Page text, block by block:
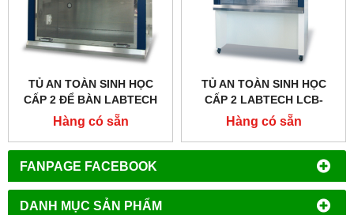
FANPAGE FACEBOOK
DANH MỤC SẢN PHẨM
TỦ AN TOÀN SINH HỌC
CẤP 2 ĐỂ BÀN LABTECH
LCB-0103B-A2, LCB-
0123B-A2, LCB-0153B-A2,
LCB-0183B-A2
Hàng có sẵn
TỦ AN TOÀN SINH HỌC
CẤP 2 LABTECH LCB-
903B-A2, LCB-1203B-A2,
LCB-1503B-A2, LCB-
1803B-A2
Hàng có sẵn